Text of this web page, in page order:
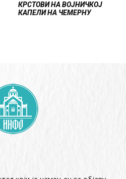
КРСТОВИ НА ВОЈНИЧКОЈ
КАПЕЛИ НА ЧЕМЕРНУ